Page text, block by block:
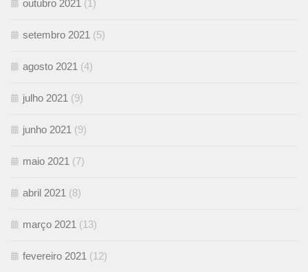
outubro 2021 (1)
setembro 2021 (5)
agosto 2021 (4)
julho 2021 (9)
junho 2021 (9)
maio 2021 (7)
abril 2021 (8)
março 2021 (13)
fevereiro 2021 (12)